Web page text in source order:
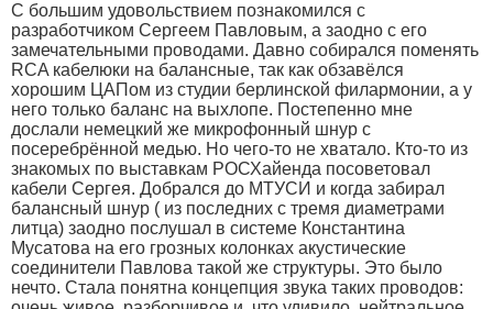
С большим удовольствием познакомился с
разработчиком Сергеем Павловым, а заодно с его
замечательными проводами. Давно собирался поменять
RCA кабелюки на балансные, так как обзавёлся
хорошим ЦАПом из студии берлинской филармонии, а у
него только баланс на выхлопе. Постепенно мне
дослали немецкий же микрофонный шнур с
посеребрённой медью. Но чего-то не хватало. Кто-то из
знакомых по выставкам РОСХайенда посоветовал
кабели Сергея. Добрался до МТУСИ и когда забирал
балансный шнур ( из последних с тремя диаметрами
литца) заодно послушал в системе Константина
Мусатова на его грозных колонках акустические
соединители Павлова такой же структуры. Это было
нечто. Стала понятна концепция звука таких проводов: